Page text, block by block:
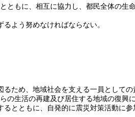
ともに、相互に協力し、都民全体の生
よう努めなければならない。
ため、地域社会を支える一員としての
生活の再建及び居住する地域の復興
とともに、自発的に震災対策活動に